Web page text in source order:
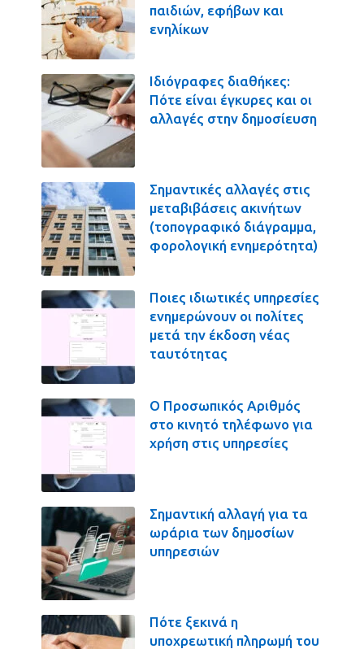
παιδιών, εφήβων και
ενηλίκων
Ιδιόγραφες διαθήκες:
Πότε είναι έγκυρες και οι
αλλαγές στην δημοσίευση
Σημαντικές αλλαγές στις
μεταβιβάσεις ακινήτων
(τοπογραφικό διάγραμμα,
φορολογική ενημερότητα)
Ποιες ιδιωτικές υπηρεσίες
ενημερώνουν οι πολίτες
μετά την έκδοση νέας
ταυτότητας
Ο Προσωπικός Αριθμός
στο κινητό τηλέφωνο για
χρήση στις υπηρεσίες
Σημαντική αλλαγή για τα
ωράρια των δημοσίων
υπηρεσιών
Πότε ξεκινά η
υποχρεωτική πληρωμή του